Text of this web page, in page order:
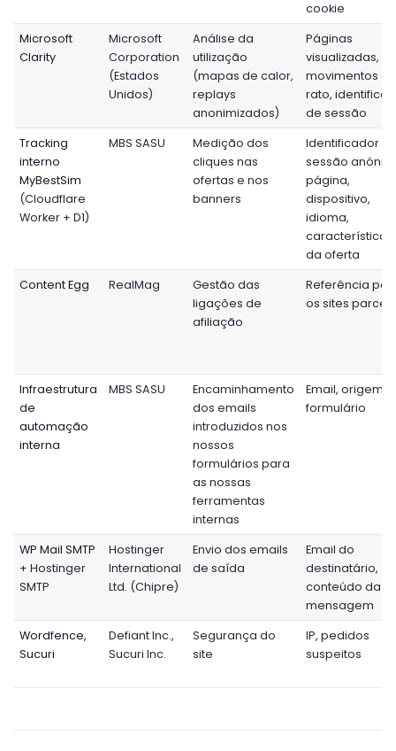
cookie
Microsoft
Clarity
Microsoft
Corporation
(Estados
Unidos)
Análise da
utilização
(mapas de calor,
replays
anonimizados)
Páginas
visualizadas,
movimentos
rato,
de sessão
Tracking
interno
MyBestSim
(Cloudflare
Worker + D1)
MBS SASU
Medição dos
cliques nas
ofertas e nos
banners
Identificador
sessão
página,
dispositivo,
idioma,
características
da oferta
Content Egg
RealMag
Gestão das
ligações de
afiliação
Referência
os sites
Infraestrutura
de
automação
interna
MBS SASU
Encaminhamento
dos emails
introduzidos nos
nossos
formulários para
as nossas
ferramentas
internas
Email, origem
formulário
WP Mail SMTP
+ Hostinger
SMTP
Hostinger
International
Ltd. (Chipre)
Envio dos emails
de saída
Email do
destinatário,
conteúdo da
mensagem
Wordfence,
Sucuri
Defiant Inc.,
Sucuri Inc.
Segurança do
site
IP, pedidos
suspeitos